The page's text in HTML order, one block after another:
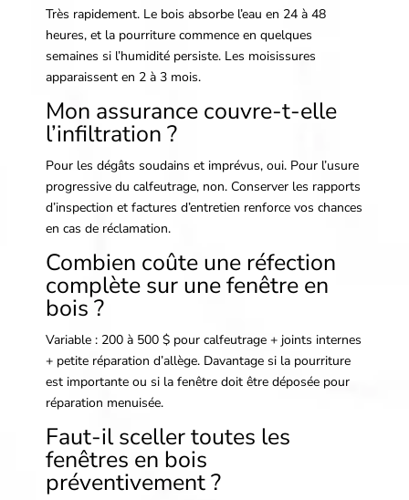
Très rapidement. Le bois absorbe l’eau en 24 à 48
heures, et la pourriture commence en quelques
semaines si l’humidité persiste. Les moisissures
apparaissent en 2 à 3 mois.
Mon assurance couvre-t-elle
l’infiltration ?
Pour les dégâts soudains et imprévus, oui. Pour l’usure
progressive du calfeutrage, non. Conserver les rapports
d’inspection et factures d’entretien renforce vos chances
en cas de réclamation.
Combien coûte une réfection
complète sur une fenêtre en
bois ?
Variable : 200 à 500 $ pour calfeutrage + joints internes
+ petite réparation d’allège. Davantage si la pourriture
est importante ou si la fenêtre doit être déposée pour
réparation menuisée.
Faut-il sceller toutes les
fenêtres en bois
préventivement ?